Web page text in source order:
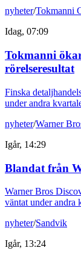
nyheter/Tokmanni
Idag, 07:09
Tokmanni
rörelseresultat
Finska
under andra
nyheter/Warner
Igår, 14:29
Blandat från
Warner Bros
väntat under andra
nyheter/Sandvik
Igår, 13:24